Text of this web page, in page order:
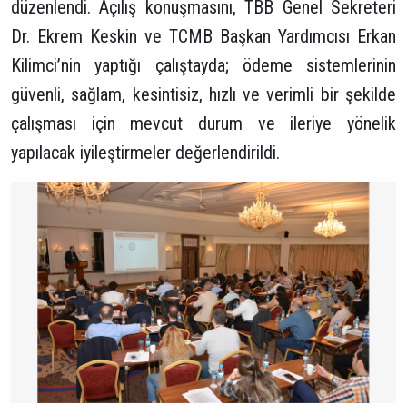
düzenlendi. Açılış konuşmasını, TBB Genel Sekreteri
Dr. Ekrem Keskin ve TCMB Başkan Yardımcısı Erkan
Kilimci’nin yaptığı çalıştayda; ödeme sistemlerinin
güvenli, sağlam, kesintisiz, hızlı ve verimli bir şekilde
çalışması için mevcut durum ve ileriye yönelik
yapılacak iyileştirmeler değerlendirildi.